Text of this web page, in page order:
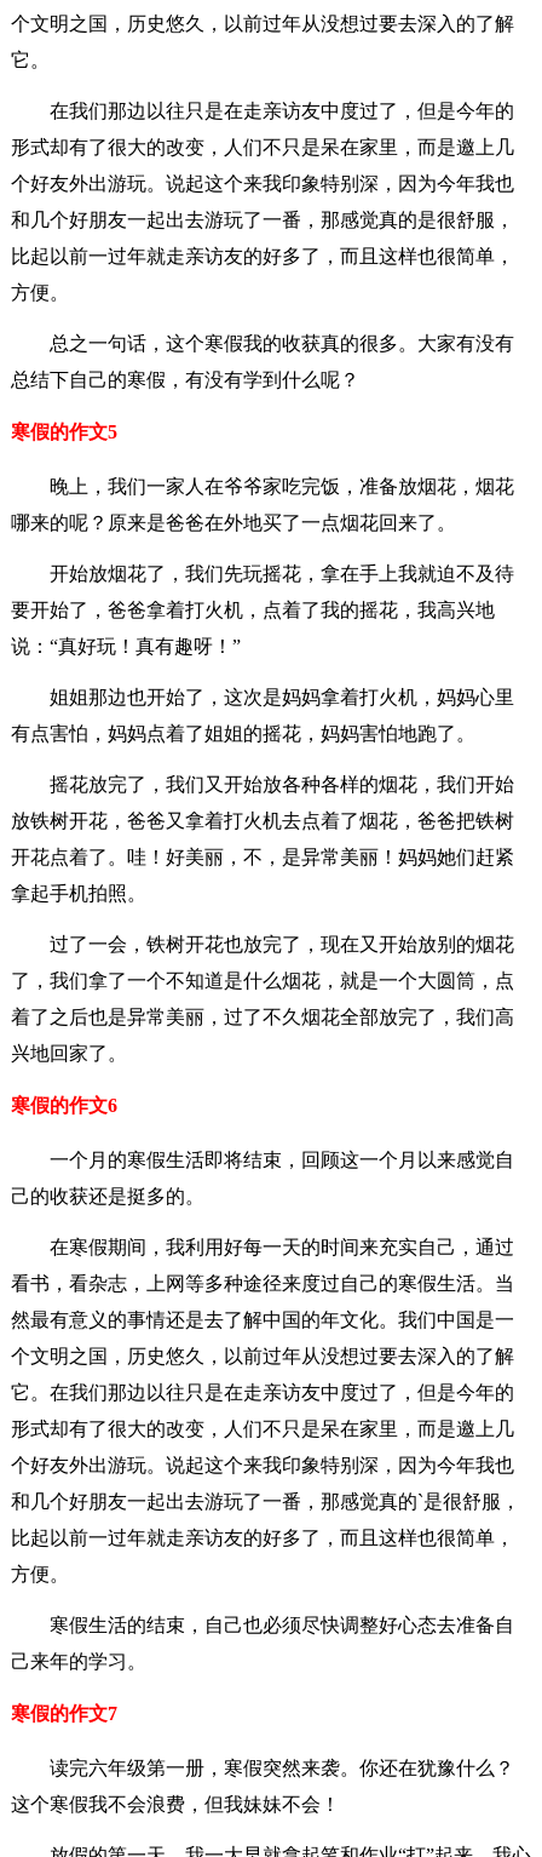
个文明之国，历史悠久，以前过年从没想过要去深入的了解
它。
在我们那边以往只是在走亲访友中度过了，但是今年的
形式却有了很大的改变，人们不只是呆在家里，而是邀上几
个好友外出游玩。说起这个来我印象特别深，因为今年我也
和几个好朋友一起出去游玩了一番，那感觉真的是很舒服，
比起以前一过年就走亲访友的好多了，而且这样也很简单，
方便。
总之一句话，这个寒假我的收获真的很多。大家有没有
总结下自己的寒假，有没有学到什么呢？
寒假的作文5
晚上，我们一家人在爷爷家吃完饭，准备放烟花，烟花
哪来的呢？原来是爸爸在外地买了一点烟花回来了。
开始放烟花了，我们先玩摇花，拿在手上我就迫不及待
要开始了，爸爸拿着打火机，点着了我的摇花，我高兴地
说：“真好玩！真有趣呀！”
姐姐那边也开始了，这次是妈妈拿着打火机，妈妈心里
有点害怕，妈妈点着了姐姐的摇花，妈妈害怕地跑了。
摇花放完了，我们又开始放各种各样的烟花，我们开始
放铁树开花，爸爸又拿着打火机去点着了烟花，爸爸把铁树
开花点着了。哇！好美丽，不，是异常美丽！妈妈她们赶紧
拿起手机拍照。
过了一会，铁树开花也放完了，现在又开始放别的烟花
了，我们拿了一个不知道是什么烟花，就是一个大圆筒，点
着了之后也是异常美丽，过了不久烟花全部放完了，我们高
兴地回家了。
寒假的作文6
一个月的寒假生活即将结束，回顾这一个月以来感觉自
己的收获还是挺多的。
在寒假期间，我利用好每一天的时间来充实自己，通过
看书，看杂志，上网等多种途径来度过自己的寒假生活。当
然最有意义的事情还是去了解中国的年文化。我们中国是一
个文明之国，历史悠久，以前过年从没想过要去深入的了解
它。在我们那边以往只是在走亲访友中度过了，但是今年的
形式却有了很大的改变，人们不只是呆在家里，而是邀上几
个好友外出游玩。说起这个来我印象特别深，因为今年我也
和几个好朋友一起出去游玩了一番，那感觉真的`是很舒服，
比起以前一过年就走亲访友的好多了，而且这样也很简单，
方便。
寒假生活的结束，自己也必须尽快调整好心态去准备自
己来年的学习。
寒假的作文7
读完六年级第一册，寒假突然来袭。你还在犹豫什么？
这个寒假我不会浪费，但我妹妹不会！